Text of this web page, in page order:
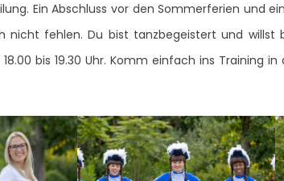
Ein Abschluss vor den Sommerferien und
nicht fehlen. Du bist tanzbegeistert und willst
bis 19.30 Uhr. Komm einfach ins Training